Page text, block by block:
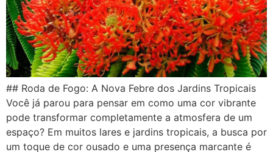
## Roda de Fogo: A Nova Febre dos Jardins Tropicais
Você já parou para pensar em como uma cor vibrante
pode transformar completamente a atmosfera de um
espaço? Em muitos lares e jardins tropicais, a busca por
um toque de cor ousado e uma presença marcante é